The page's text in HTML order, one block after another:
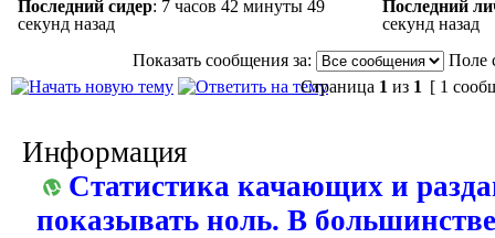
Последний сидер: 7 часов 42 минуты 49
секунд назад
Последний
секунд назад
Показать сообщения за:
Поле
Страница 1 из 1 [ 1
Информация
Статистика качающих и
показывать ноль. В